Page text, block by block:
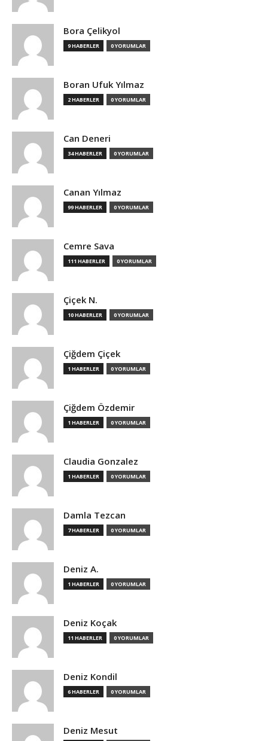
Bora Çelikyol
9 HABERLER 0 YORUMLAR
Boran Ufuk Yılmaz
2 HABERLER 0 YORUMLAR
Can Deneri
34 HABERLER 0 YORUMLAR
Canan Yılmaz
99 HABERLER 0 YORUMLAR
Cemre Sava
111 HABERLER 0 YORUMLAR
Çiçek N.
10 HABERLER 0 YORUMLAR
Çiğdem Çiçek
1 HABERLER 0 YORUMLAR
Çiğdem Özdemir
1 HABERLER 0 YORUMLAR
Claudia Gonzalez
1 HABERLER 0 YORUMLAR
Damla Tezcan
7 HABERLER 0 YORUMLAR
Deniz A.
1 HABERLER 0 YORUMLAR
Deniz Koçak
11 HABERLER 0 YORUMLAR
Deniz Kondil
6 HABERLER 0 YORUMLAR
Deniz Mesut